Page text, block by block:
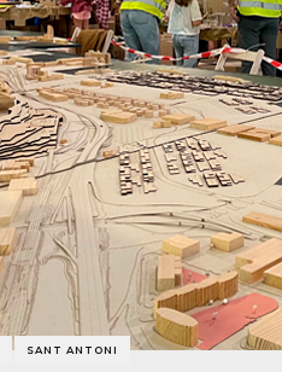
SANT ANTONI